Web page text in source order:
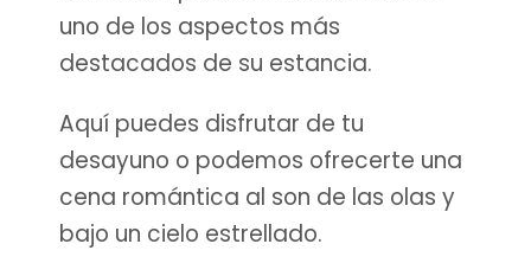
uno de los aspectos más
destacados de su estancia.
Aquí puedes disfrutar de tu
desayuno o podemos ofrecerte una
cena romántica al son de las olas y
bajo un cielo estrellado.